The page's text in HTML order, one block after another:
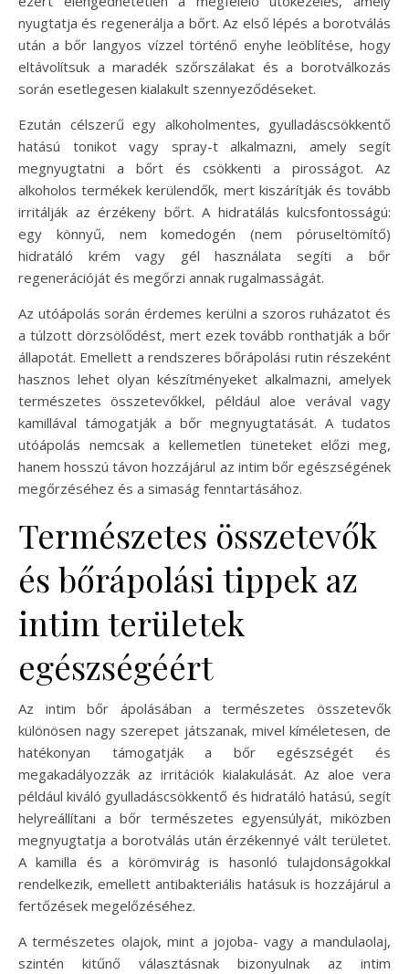
nyugtatja és regenerálja a bőrt. Az első lépés a borotválás
után a bőr langyos vízzel történő enyhe leöblítése, hogy
eltávolítsuk a maradék szőrszálakat és a borotválkozás
során esetlegesen kialakult szennyeződéseket.
Ezután célszerű egy alkoholmentes, gyulladáscsökkentő
hatású tonikot vagy spray-t alkalmazni, amely segít
megnyugtatni a bőrt és csökkenti a pirosságot. Az
alkoholos termékek kerülendők, mert kiszárítják és tovább
irritálják az érzékeny bőrt. A hidratálás kulcsfontosságú:
egy könnyű, nem komedogén (nem póruseltömítő)
hidratáló krém vagy gél használata segíti a bőr
regenerációját és megőrzi annak rugalmasságát.
Az utóápolás során érdemes kerülni a szoros ruházatot és
a túlzott dörzsölődést, mert ezek tovább ronthatják a bőr
állapotát. Emellett a rendszeres bőrápolási rutin részeként
hasznos lehet olyan készítményeket alkalmazni, amelyek
természetes összetevőkkel, például aloe verával vagy
kamillával támogatják a bőr megnyugtatását. A tudatos
utóápolás nemcsak a kellemetlen tüneteket előzi meg,
hanem hosszú távon hozzájárul az intim bőr egészségének
megőrzéséhez és a simaság fenntartásához.
Természetes összetevők
és bőrápolási tippek az
intim területek
egészségéért
Az intim bőr ápolásában a természetes összetevők
különösen nagy szerepet játszanak, mivel kíméletesen, de
hatékonyan támogatják a bőr egészségét és
megakadályozzák az irritációk kialakulását. Az aloe vera
például kiváló gyulladáscsökkentő és hidratáló hatású, segít
helyreállítani a bőr természetes egyensúlyát, miközben
megnyugtatja a borotválás után érzékennyé vált területet.
A kamilla és a körömvirág is hasonló tulajdonságokkal
rendelkezik, emellett antibakteriális hatásuk is hozzájárul a
fertőzések megelőzéséhez.
A természetes olajok, mint a jojoba- vagy a mandulaolaj,
szintén kitűnő választásnak bizonyulnak az intim